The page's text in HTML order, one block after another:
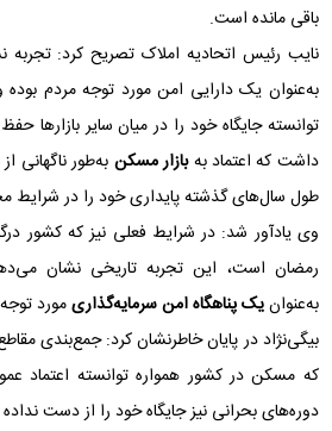
باقی مانده است.
نایب رئیس اتحادیه املاک تصریح کرد:
به‌عنوان یک دارایی امن مورد توجه مردم
توانسته جایگاه خود را در میان سایر بازار‌ها حفظ
داشت که اعتماد بهبازار مسکن به‌طور ناگهانی
طول سال‌های گذشته پایداری خود را در شرایط
وی یادآور شد: در شرایط فعلی نیز که کشور
رمضان است، این تجربه تاریخی نشان
به‌عنوانیک پناهگاه امن سرمایه‌گذاریمورد
بیگی‌نژاد در پایان خاطرنشان کرد: جمع‌بندی
که مسکن در کشور همواره توانسته اعتماد
دوره‌های بحرانی نیز جایگاه خود را از دست